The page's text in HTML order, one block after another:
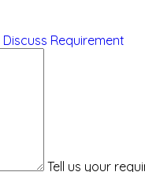
Discuss Requirement
Tell us your